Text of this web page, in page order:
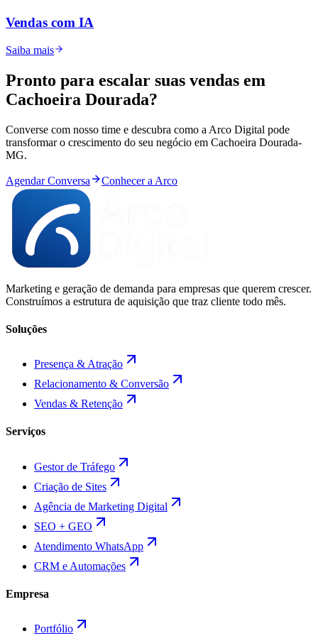
Vendas com IA
Saiba mais
Pronto para escalar suas vendas em
Cachoeira Dourada?
Converse com nosso time e descubra como a Arco Digital pode
transformar o crescimento do seu negócio em Cachoeira Dourada-
MG.
Agendar Conversa Conhecer a Arco
Marketing e geração de demanda para empresas que querem crescer.
Construímos a estrutura de aquisição que traz cliente todo mês.
Soluções
Presença & Atração
Relacionamento & Conversão
Vendas & Retenção
Serviços
Gestor de Tráfego
Criação de Sites
Agência de Marketing Digital
SEO + GEO
Atendimento WhatsApp
CRM e Automações
Empresa
Portfólio